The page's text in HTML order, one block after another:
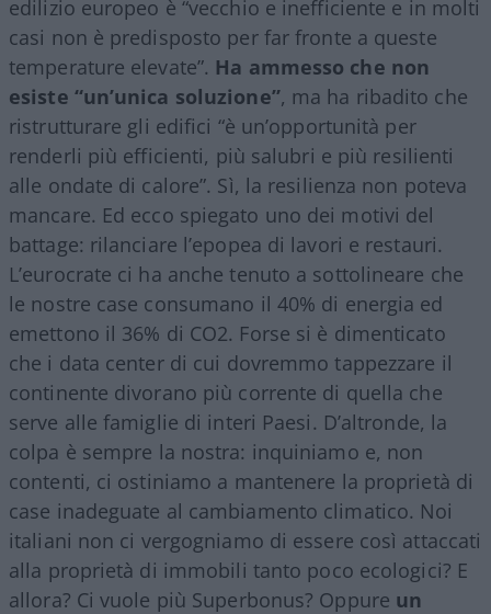
edilizio europeo è “vecchio e inefficiente e in molti
casi non è predisposto per far fronte a queste
temperature elevate”. Ha ammesso che non
esiste “un’unica soluzione”, ma ha ribadito che
ristrutturare gli edifici “è un’opportunità per
renderli più efficienti, più salubri e più resilienti
alle ondate di calore”. Sì, la resilienza non poteva
mancare. Ed ecco spiegato uno dei motivi del
battage: rilanciare l’epopea di lavori e restauri.
L’eurocrate ci ha anche tenuto a sottolineare che
le nostre case consumano il 40% di energia ed
emettono il 36% di CO2. Forse si è dimenticato
che i data center di cui dovremmo tappezzare il
continente divorano più corrente di quella che
serve alle famiglie di interi Paesi. D’altronde, la
colpa è sempre la nostra: inquiniamo e, non
contenti, ci ostiniamo a mantenere la proprietà di
case inadeguate al cambiamento climatico. Noi
italiani non ci vergogniamo di essere così attaccati
alla proprietà di immobili tanto poco ecologici? E
allora? Ci vuole più Superbonus? Oppure un